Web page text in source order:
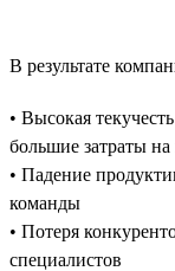
В результате
• Высокая
большие затраты
• Падение
команды
• Потеря
специалистов